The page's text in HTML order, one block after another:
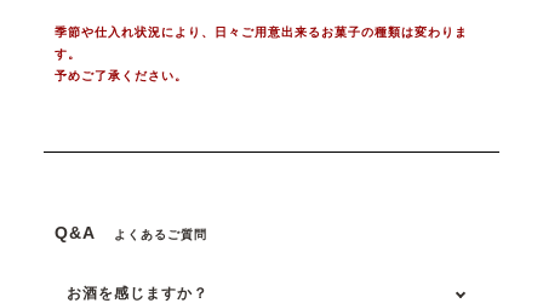
季節や仕入れ状況により、日々ご用意出来るお菓子の種類は変わりま
す。
予めご了承ください。
Q&A よくあるご質問
お酒を感じますか？